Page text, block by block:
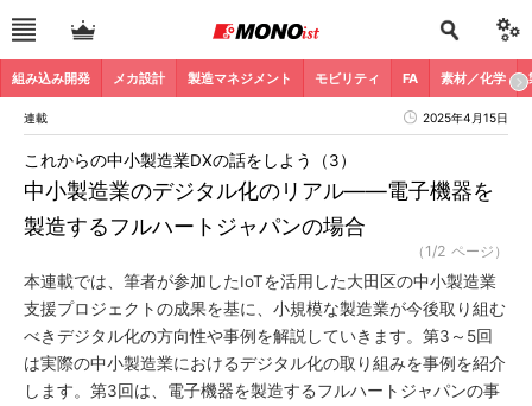
組み込み開発 メカ設計 製造マネジメント モビリティ FA 素材／化学
連載 2025年4月15日
中小製造業のデジタル化のリアル――電子機器を
製造するフルハートジャパンの場合
これからの中小製造業DXの話をしよう（3）
（1/2 ページ）
本連載では、筆者が参加したIoTを活用した大田区の中小製造業
支援プロジェクトの成果を基に、小規模な製造業が今後取り組む
べきデジタル化の方向性や事例を解説していきます。第3～5回
は実際の中小製造業におけるデジタル化の取り組みを事例を紹介
します。第3回は、電子機器を製造するフルハートジャパンの事